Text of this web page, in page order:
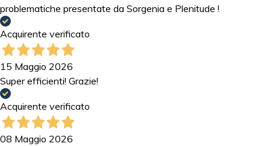
problematiche presentate da Sorgenia e Plenitude !
Acquirente verificato
15 Maggio 2026
Super efficienti! Grazie!
Acquirente verificato
08 Maggio 2026